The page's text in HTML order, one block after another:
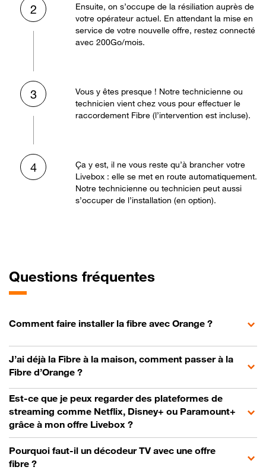
2
Ensuite, on s’occupe de la résiliation auprès de
votre opérateur actuel. En attendant la mise en
service de votre nouvelle offre, restez connecté
avec 200Go/mois.
3
Vous y êtes presque ! Notre technicienne ou
technicien vient chez vous pour effectuer le
raccordement Fibre (l’intervention est incluse).
4
Ça y est, il ne vous reste qu’à brancher votre
Livebox : elle se met en route automatiquement.
Notre technicienne ou technicien peut aussi
s’occuper de l’installation (en option).
Questions fréquentes
Comment faire installer la fibre avec Orange ?
J’ai déjà la Fibre à la maison, comment passer à la
Fibre d’Orange ?
Est-ce que je peux regarder des plateformes de
streaming comme Netflix, Disney+ ou Paramount+
grâce à mon offre Livebox ?
Pourquoi faut-il un décodeur TV avec une offre
fibre ?